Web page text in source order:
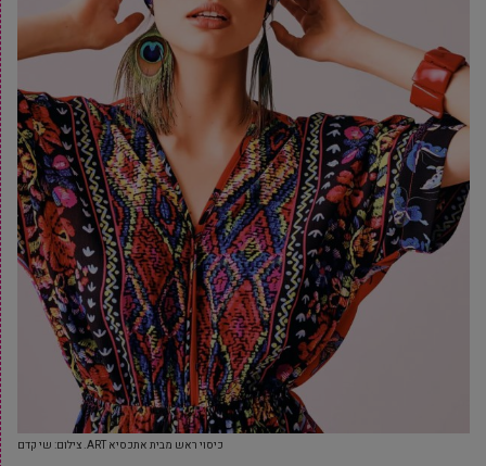
כיסוי ראש מבית אתכסיא ART. צילום: שי קדם